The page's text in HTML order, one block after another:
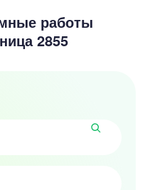
работы
2855